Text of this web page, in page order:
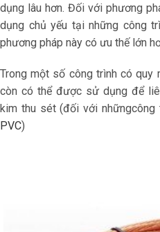
dụng lâu hơn. Đối với phương
dụng chủ yếu tại những công
phương pháp này có ưu thế lớn
Trong một số công trình có quy
còn có thể được sử dụng để
kim thu sét (đối với
PVC)